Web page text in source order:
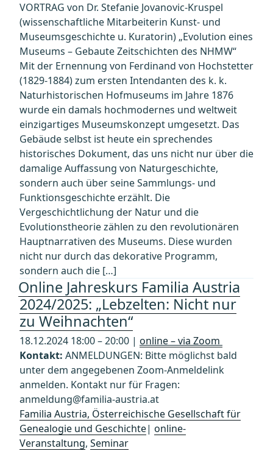
VORTRAG von Dr. Stefanie Jovanovic-Kruspel
(wissenschaftliche Mitarbeiterin Kunst- und
Museumsgeschichte u. Kuratorin) „Evolution eines
Museums – Gebaute Zeitschichten des NHMW“
Mit der Ernennung von Ferdinand von Hochstetter
(1829-1884) zum ersten Intendanten des k. k.
Naturhistorischen Hofmuseums im Jahre 1876
wurde ein damals hochmodernes und weltweit
einzigartiges Museumskonzept umgesetzt. Das
Gebäude selbst ist heute ein sprechendes
historisches Dokument, das uns nicht nur über die
damalige Auffassung von Naturgeschichte,
sondern auch über seine Sammlungs- und
Funktionsgeschichte erzählt. Die
Vergeschichtlichung der Natur und die
Evolutionstheorie zählen zu den revolutionären
Hauptnarrativen des Museums. Diese wurden
nicht nur durch das dekorative Programm,
sondern auch die […]
Online Jahreskurs Familia Austria
2024/2025: „Lebzelten: Nicht nur
zu Weihnachten“
18.12.2024 18:00 – 20:00 | online – via Zoom
Kontakt: ANMELDUNGEN: Bitte möglichst bald
unter dem angegebenen Zoom-Anmeldelink
anmelden. Kontakt nur für Fragen:
anmeldung@familia-austria.at
Familia Austria, Österreichische Gesellschaft für
Genealogie und Geschichte| online-
Veranstaltung, Seminar